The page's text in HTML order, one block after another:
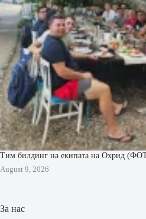
Тим билдинг на екипата на Охрид
August 9, 2026
За нас